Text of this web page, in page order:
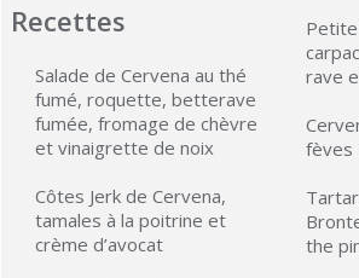
Recettes
Salade de Cervena au thé
fumé, roquette, betterave
fumée, fromage de chèvre
et vinaigrette de noix
Côtes Jerk de Cervena,
tamales à la poitrine et
crème d’avocat
rave
fèves
the